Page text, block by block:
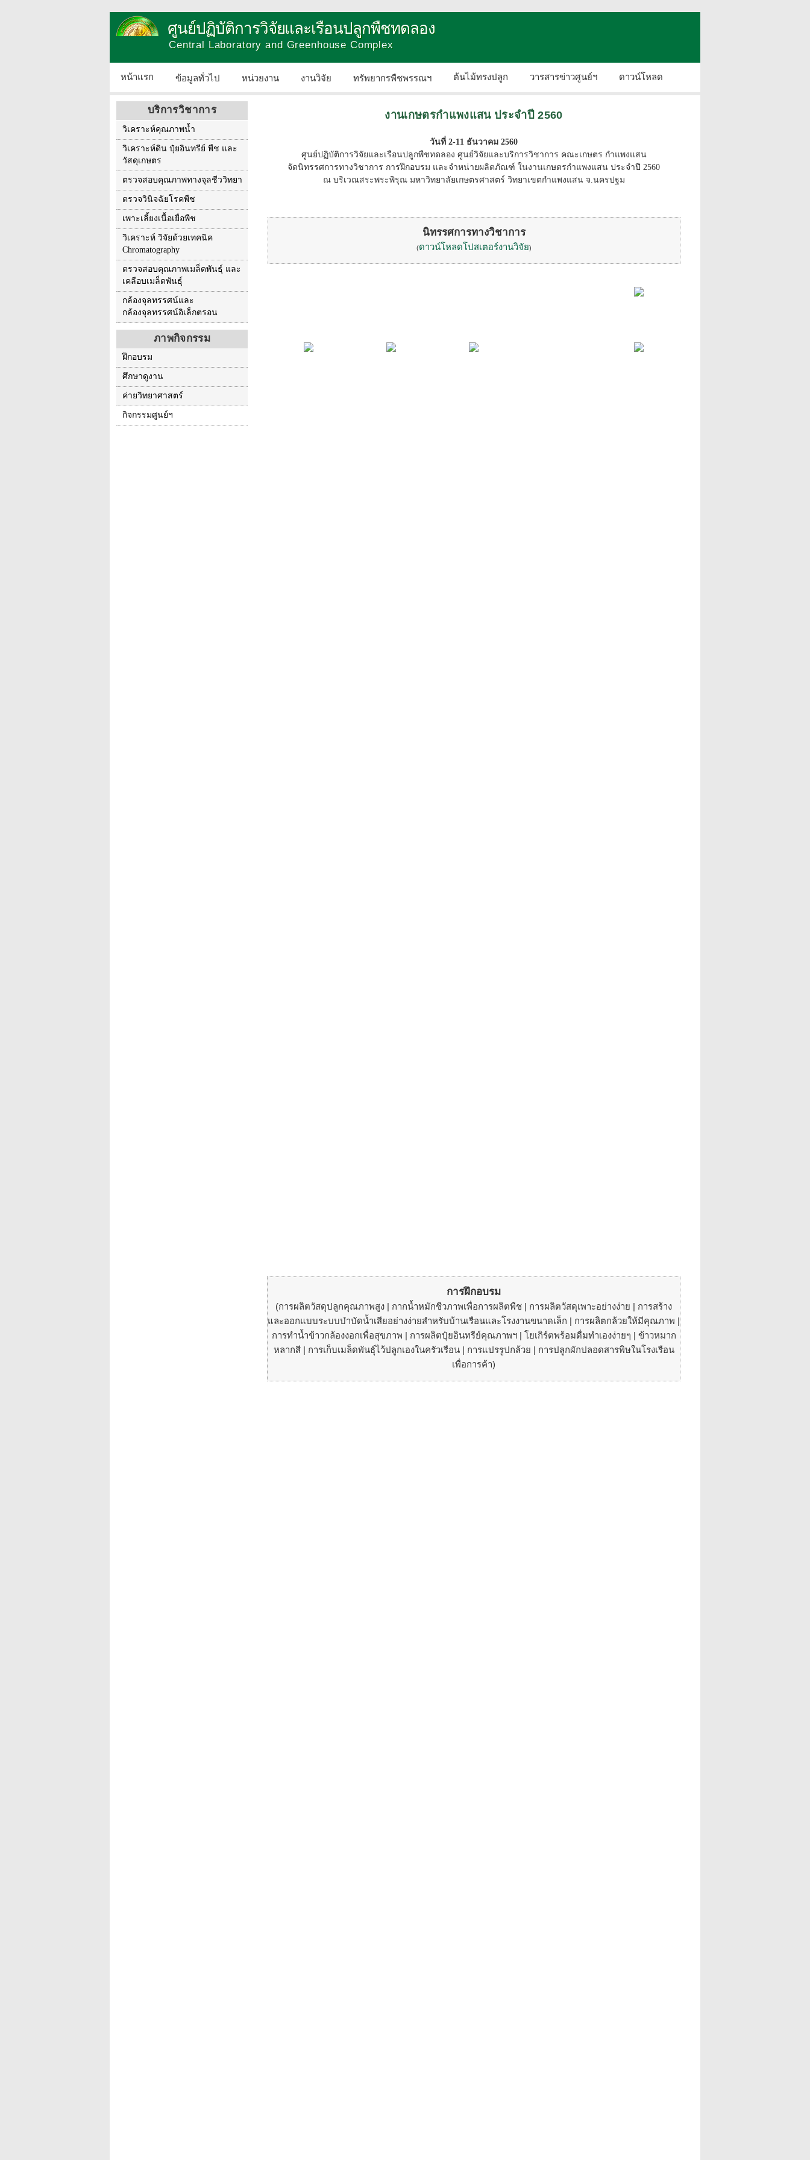
ศูนย์ปฏิบัติการวิจัยและเรือนปลูกพืชทดลอง
Central Laboratory and Greenhouse Complex
หน้าแรก ข้อมูลทั่วไป หน่วยงาน งานวิจัย ทรัพยากรพืชพรรณฯ ต้นไม้ทรงปลูก วารสารข่าวศูนย์ฯ ดาวน์โหลด
บริการวิชาการ
วิเคราะห์คุณภาพน้ำ
วิเคราะห์ดิน ปุ๋ยอินทรีย์ พืช และ
วัสดุเกษตร
ตรวจสอบคุณภาพทางจุลชีววิทยา
ตรวจวินิจฉัยโรคพืช
เพาะเลี้ยงเนื้อเยื่อพืช
วิเคราะห์ วิจัยด้วยเทคนิค
Chromatography
ตรวจสอบคุณภาพเมล็ดพันธุ์ และ
เคลือบเมล็ดพันธุ์
กล้องจุลทรรศน์และ
กล้องจุลทรรศน์อิเล็กตรอน
ภาพกิจกรรม
ฝึกอบรม
ศึกษาดูงาน
ค่ายวิทยาศาสตร์
กิจกรรมศูนย์ฯ
งานเกษตรกำแพงแสน ประจำปี 2560
วันที่ 2-11 ธันวาคม 2560
ศูนย์ปฏิบัติการวิจัยและเรือนปลูกพืชทดลอง ศูนย์วิจัยและบริการวิชาการ คณะเกษตร กำแพงแสน
จัดนิทรรศการทางวิชาการ การฝึกอบรม และจำหน่ายผลิตภัณฑ์ ในงานเกษตรกำแพงแสน ประจำปี 2560
ณ บริเวณสระพระพิรุณ มหาวิทยาลัยเกษตรศาสตร์ วิทยาเขตกำแพงแสน จ.นครปฐม
นิทรรศการทางวิชาการ
(ดาวน์โหลดโปสเตอร์งานวิจัย)
การฝึกอบรม
(การผลิตวัสดุปลูกคุณภาพสูง | กากน้ำหมักชีวภาพเพื่อการผลิตพืช | การผลิตวัสดุเพาะอย่างง่าย | การสร้าง
และออกแบบระบบบำบัดน้ำเสียอย่างง่ายสำหรับบ้านเรือนและโรงงานขนาดเล็ก | การผลิตกล้วยให้มีคุณภาพ |
การทำน้ำข้าวกล้องงอกเพื่อสุขภาพ | การผลิตปุ๋ยอินทรีย์คุณภาพฯ | โยเกิร์ตพร้อมดื่มทำเองง่ายๆ | ข้าวหมาก
หลากสี | การเก็บเมล็ดพันธุ์ไว้ปลูกเองในครัวเรือน | การแปรรูปกล้วย | การปลูกผักปลอดสารพิษในโรงเรือน
เพื่อการค้า)